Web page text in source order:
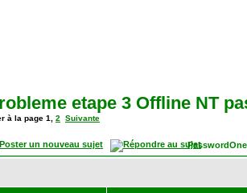
etape 3 Offline NT
à la page 1 2 Suivante